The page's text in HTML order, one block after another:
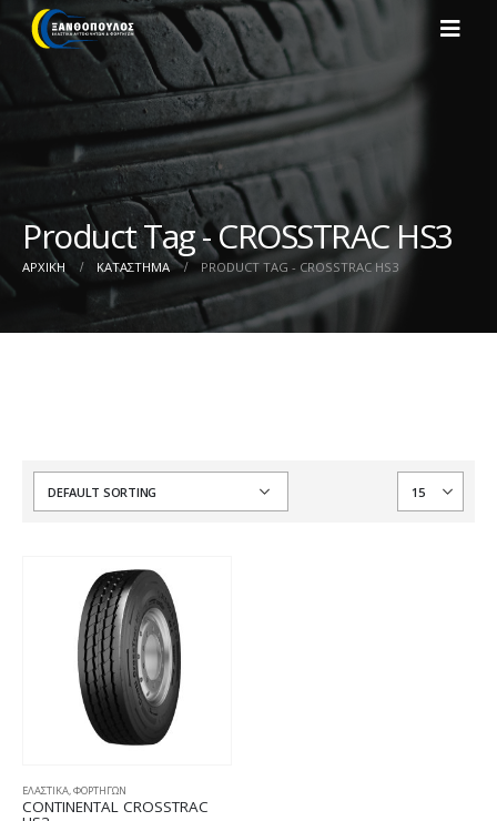
Product Tag - CROSSTRAC HS3
ΑΡΧΙΚΉ ΚΑΤΆΣΤΗΜΑ PRODUCT TAG - CROSSTRAC HS3
ΕΛΑΣΤΙΚΑ,ΦΟΡΤΗΓΩΝ
CONTINENTAL CROSSTRAC